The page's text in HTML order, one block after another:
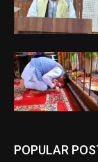
POPULAR